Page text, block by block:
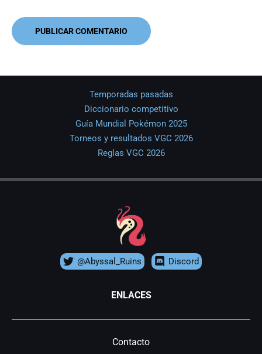
Temporadas pasadas
Diccionario competitivo
Guía Mundial Pokémon 2025
Torneos y resultados VGC 2026
Reglas VGC 2026
@Abyssal_Ruins Discord
ENLACES
Contacto